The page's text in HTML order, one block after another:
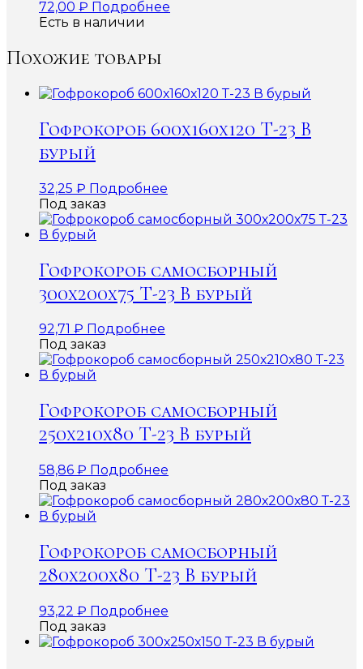
72,00 ₽ Подробнее
Есть в наличии
Похожие товары
Гофрокороб 600х160х120 Т-23 В
бурый
32,25 ₽ Подробнее
Под заказ
Гофрокороб самосборный
300х200х75 Т-23 В бурый
92,71 ₽ Подробнее
Под заказ
Гофрокороб самосборный
250х210х80 Т-23 В бурый
58,86 ₽ Подробнее
Под заказ
Гофрокороб самосборный
280х200х80 Т-23 В бурый
93,22 ₽ Подробнее
Под заказ